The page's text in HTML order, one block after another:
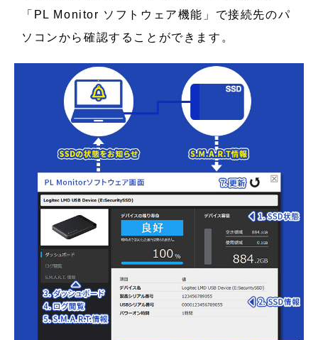
「PL Monitor ソフトウェア機能」で接続先のパ
ソコンから確認することができます。